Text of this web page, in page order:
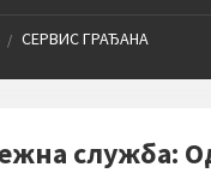
/ СЕРВИС ГРАЂАНА
служба: